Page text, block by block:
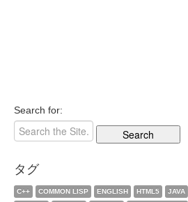
Search for:
タグ
C++ COMMON LISP ENGLISH HTML5 JAVA